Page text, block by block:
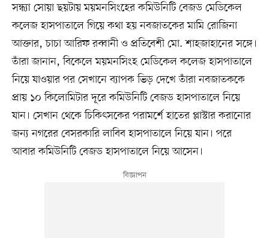
সন্ধ্যা সোয়া ছয়টায় ময়মনসিংহের কমিউনিটি বেজড মেডিকেল
কলেজ হাসপাতালে গিয়ে কথা হয় নবজাতকের মামি রোজিনা
আক্তার, চাচা আরিফ রব্বানী ও প্রতিবেশী মো. শাহজাহানের সঙ্গে।
তাঁরা জানান, বিকেলে ময়মনসিংহ মেডিকেল কলেজ হাসপাতালে
নিয়ে যাওয়ার পর সেখানে ব্যাপক ভিড় দেখে তাঁরা নবজাতককে
প্রায় ১০ কিলোমিটার দূরে কমিউনিটি বেজড হাসপাতালে নিয়ে
যান। সেখান থেকে চিকিৎসকের পরামর্শে হাতের প্লাস্টার করানোর
জন্য নগরের বেসরকারি লাবিব হাসপাতালে নিয়ে যান। পরে
আবার কমিউনিটি বেজড হাসপাতালে নিয়ে আসেন।